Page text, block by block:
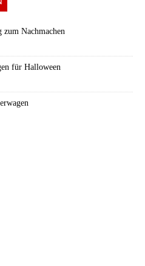
Nachmachen
für Halloween